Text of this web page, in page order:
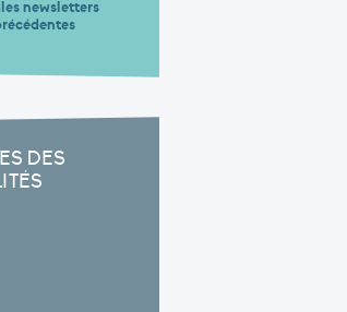
newsletters
DES